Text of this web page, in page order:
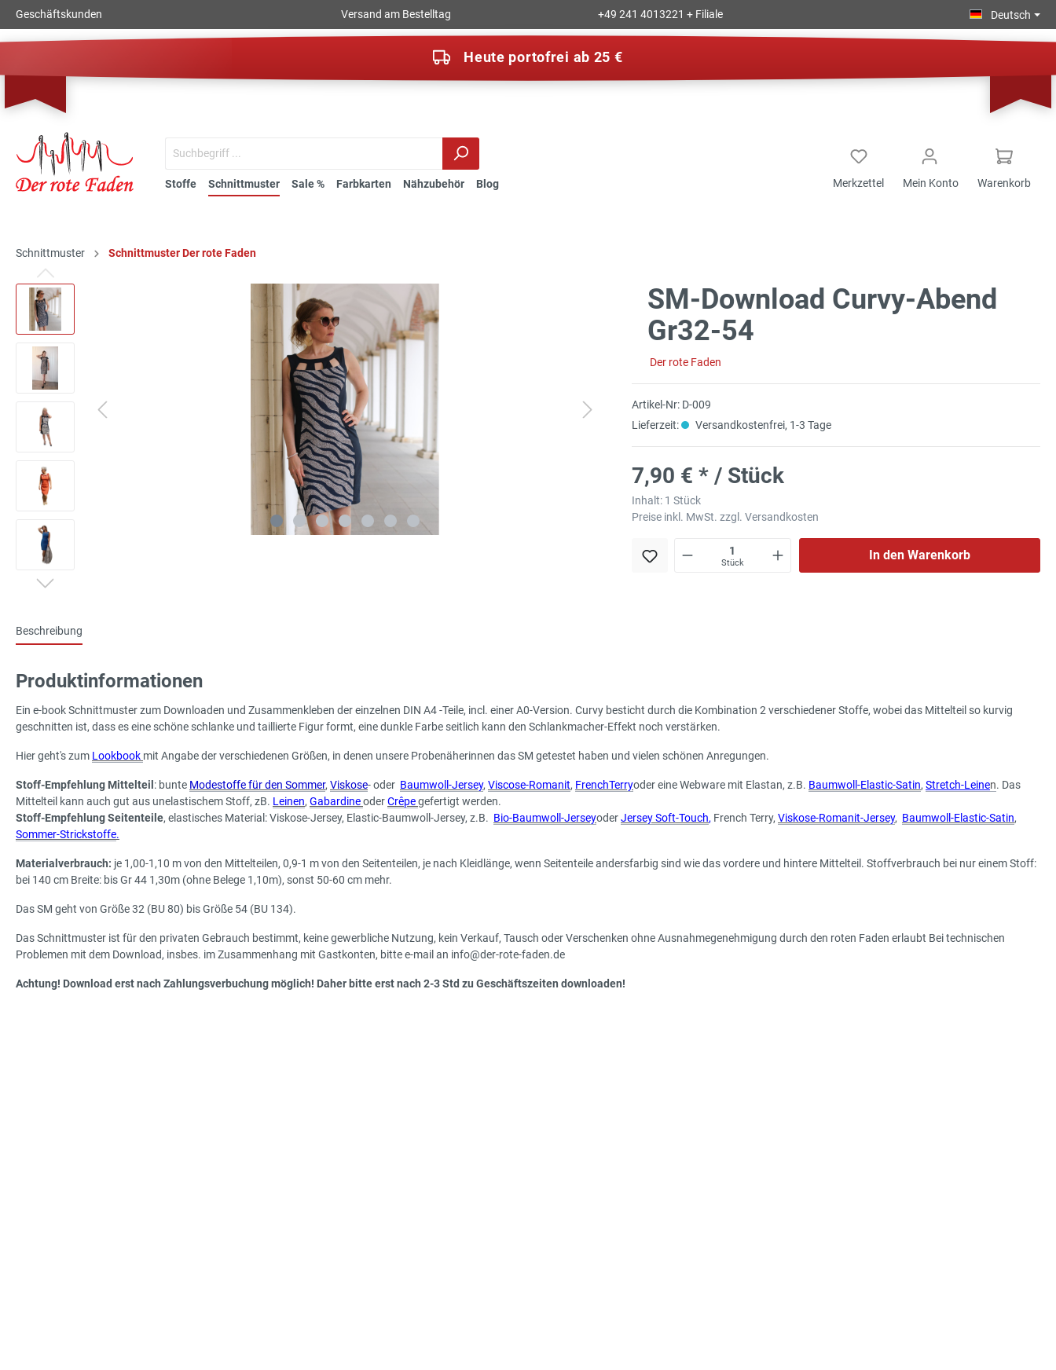
Geschäftskunden Versand am Bestelltag +49 241 4013221 + Filiale Deutsch
Heute portofrei ab 25 €
Stoffe Schnittmuster Sale % Farbkarten Nähzubehör Blog Merkzettel Mein Konto Warenkorb
Schnittmuster Schnittmuster Der rote Faden
SM-Download Curvy-Abend
Gr32-54
Der rote Faden
Artikel-Nr: D-009
Lieferzeit:
Versandkostenfrei, 1-3 Tage
7,90 € * / Stück
Inhalt: 1 Stück
Preise inkl. MwSt. zzgl. Versandkosten
Stück
In den Warenkorb
Beschreibung
Produktinformationen
Ein e-book Schnittmuster zum Downloaden und Zusammenkleben der einzelnen DIN A4 -Teile, incl. einer A0-Version. Curvy besticht durch die Kombination 2 verschiedener Stoffe, wobei das Mittelteil so kurvig
geschnitten ist, dass es eine schöne schlanke und taillierte Figur formt, eine dunkle Farbe seitlich kann den Schlankmacher-Effekt noch verstärken.
Hier geht's zum Lookbook mit Angabe der verschiedenen Größen, in denen unsere Probenäherinnen das SM getestet haben und vielen schönen Anregungen.
Stoff-Empfehlung Mittelteil : bunte Modestoffe für den Sommer, Viskose- oder Baumwoll-Jersey, Viscose-Romanit, FrenchTerryoder eine Webware mit Elastan, z.B. Baumwoll-Elastic-Satin, Stretch-Leinen. Das
Mittelteil kann auch gut aus unelastischem Stoff, zB. Leinen, GabardineoderCrêpegefertigt werden.
Stoff-Empfehlung Seitenteile, elastisches Material: Viskose-Jersey, Elastic-Baumwoll-Jersey, z.B. Bio-Baumwoll-JerseyoderJersey Soft-Touch, French Terry, Viskose-Romanit-Jersey, Baumwoll-Elastic-Satin,
Sommer-Strickstoffe.
Materialverbrauch: je 1,00-1,10 m von den Mittelteilen, 0,9-1 m von den Seitenteilen, je nach Kleidlänge, wenn Seitenteile andersfarbig sind wie das vordere und hintere Mittelteil. Stoffverbrauch bei nur einem Stoff:
bei 140 cm Breite: bis Gr 44 1,30m (ohne Belege 1,10m), sonst 50-60 cm mehr.
Das SM geht von Größe 32 (BU 80) bis Größe 54 (BU 134).
Das Schnittmuster ist für den privaten Gebrauch bestimmt, keine gewerbliche Nutzung, kein Verkauf, Tausch oder Verschenken ohne Ausnahmegenehmigung durch den roten Faden erlaubt Bei technischen
Problemen mit dem Download, insbes. im Zusammenhang mit Gastkonten, bitte e-mail an info@der-rote-faden.de
Achtung! Download erst nach Zahlungsverbuchung möglich! Daher bitte erst nach 2-3 Std zu Geschäftszeiten downloaden!